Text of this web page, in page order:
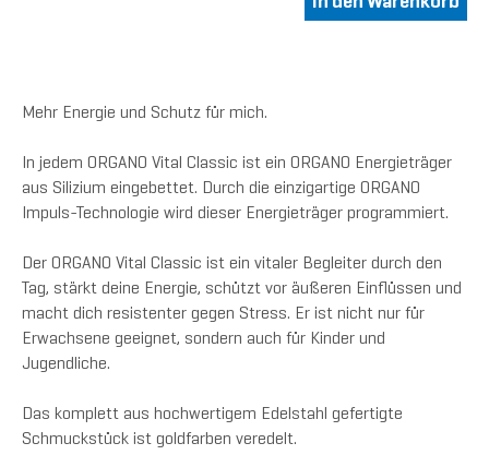
Mehr Energie und Schutz für mich.
In jedem ORGANO Vital Classic ist ein ORGANO Energieträger
aus Silizium eingebettet. Durch die einzigartige ORGANO
Impuls-Technologie wird dieser Energieträger programmiert.
Der ORGANO Vital Classic ist ein vitaler Begleiter durch den
Tag, stärkt deine Energie, schützt vor äußeren Einflüssen und
macht dich resistenter gegen Stress. Er ist nicht nur für
Erwachsene geeignet, sondern auch für Kinder und
Jugendliche.
Das komplett aus hochwertigem Edelstahl gefertigte
Schmuckstück ist goldfarben veredelt.